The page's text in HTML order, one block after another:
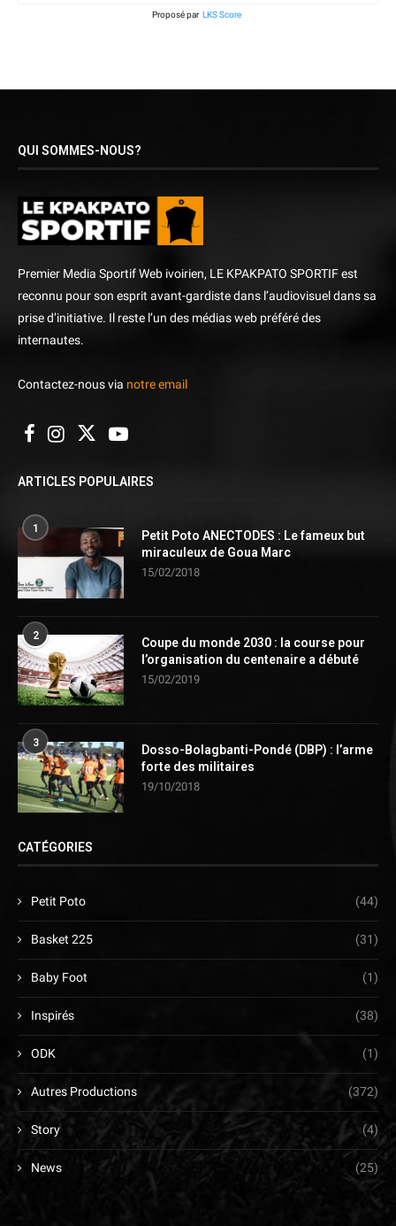
Proposé par LKS Score
QUI SOMMES-NOUS?
Premier Media Sportif Web ivoirien, LE KPAKPATO SPORTIF est
reconnu pour son esprit avant-gardiste dans l’audiovisuel dans sa
prise d’initiative. Il reste l’un des médias web préféré des
internautes.
Contactez-nous via notre email
ARTICLES POPULAIRES
1
Petit Poto ANECTODES : Le fameux but
miraculeux de Goua Marc
15/02/2018
2
Coupe du monde 2030 : la course pour
l’organisation du centenaire a débuté
15/02/2019
3
Dosso-Bolagbanti-Pondé (DBP) : l’arme
forte des militaires
19/10/2018
CATÉGORIES
Petit Poto (44)
Basket 225 (31)
Baby Foot (1)
Inspirés (38)
ODK (1)
Autres Productions (372)
Story (4)
News (25)